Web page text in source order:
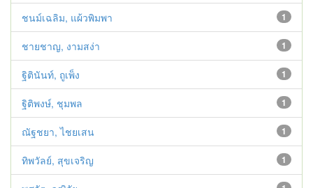
1
ชนม์เฉลิม, แผ้วพิมพา
1
ชายชาญ, งามสง่า
1
ฐิตินันท์, ถูเพ็ง
1
ฐิติพงษ์, ชุมพล
1
ณัฐชยา, ไชยเสน
1
ทิพวัลย์, สุขเจริญ